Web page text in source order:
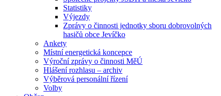
Statistiky
Výjezdy
Zprávy o činnosti jednotky sboru dobrovolných
hasičů obce Jevíčko
Ankety
Místní energetická koncepce
Výroční zprávy o činnosti MěÚ
Hlášení rozhlasu – archiv
Výběrová personální řízení
Volby